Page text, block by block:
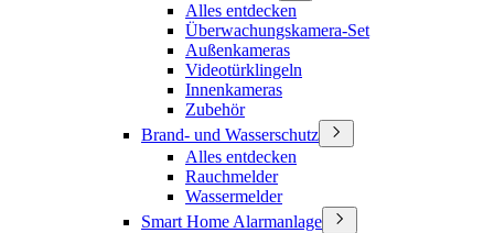
Alles entdecken
Überwachungskamera-Set
Außenkameras
Videotürklingeln
Innenkameras
Zubehör
Brand- und Wasserschutz
Alles entdecken
Rauchmelder
Wassermelder
Smart Home Alarmanlage